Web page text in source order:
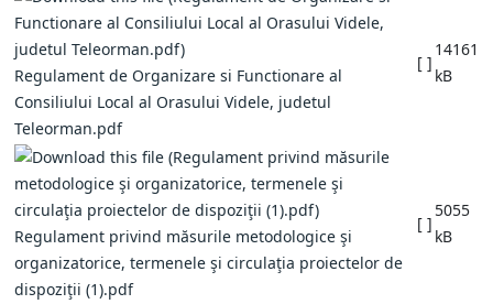
Regulament de Organizare si Functionare al
Consiliului Local al Orasului Videle, judetul
Teleorman.pdf
[ ]
14161
kB
Regulament privind măsurile metodologice şi
organizatorice, termenele şi circulaţia proiectelor de
dispoziţii (1).pdf
[ ]
5055
kB